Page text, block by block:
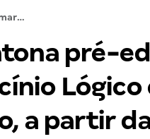
1ª Supermaratona pré-edital PMDF: Hoje é dia de Raciocínio Lógico e Noções de Administração, a partir das 19 horas, no Youtube. Não perca!
pré-
Lógico
a partir